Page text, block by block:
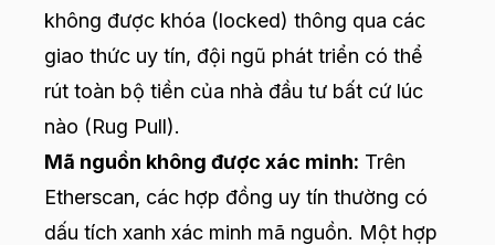
không được khóa (locked) thông qua các
giao thức uy tín, đội ngũ phát triển có thể
rút toàn bộ tiền của nhà đầu tư bất cứ lúc
nào (Rug Pull).
Mã nguồn không được xác minh: Trên
Etherscan, các hợp đồng uy tín thường có
dấu tích xanh xác minh mã nguồn. Một hợp